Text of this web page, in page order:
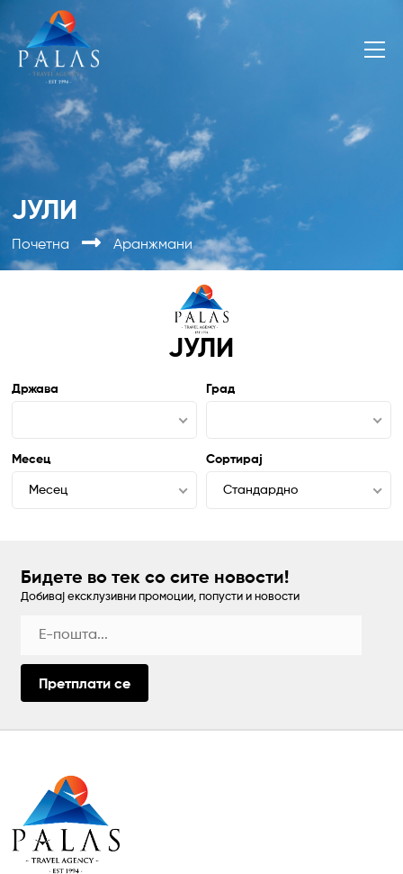
ЈУЛИ
Почетна Аранжмани
ЈУЛИ
Држава Град
Месец
Месец
Сортирај
Стандардно
Бидете во тек со сите новости!
Добивај ексклузивни промоции, попусти и новости
Претплати се